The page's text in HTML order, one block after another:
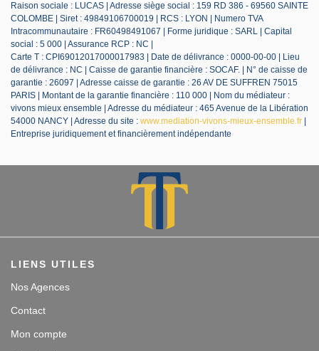
Raison sociale : LUCAS | Adresse siège social : 159 RD 386 - 69560 SAINTE
COLOMBE | Siret : 49849106700019 | RCS : LYON | Numero TVA
Intracommunautaire : FR60498491067 | Forme juridique : SARL | Capital
social : 5 000 | Assurance RCP : NC |
Carte T : CPI69012017000017983 | Date de délivrance : 0000-00-00 | Lieu
de délivrance : NC | Caisse de garantie financière : SOCAF. | N° de caisse de
garantie : 26097 | Adresse caisse de garantie : 26 AV DE SUFFREN 75015
PARIS | Montant de la garantie financière : 110 000 | Nom du médiateur :
vivons mieux ensemble | Adresse du médiateur : 465 Avenue de la Libération
54000 NANCY | Adresse du site : www.mediation-vivons-mieux-ensemble.fr
Entreprise juridiquement et financièrement indépendante
LIENS UTILES
Nos Agences
Contact
Mon compte